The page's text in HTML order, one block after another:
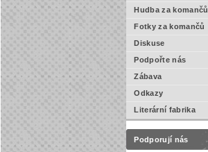
Hudba za komančů
Fotky za komančů
Diskuse
Podpořte nás
Zábava
Odkazy
Literární fabrika
Podporují nás